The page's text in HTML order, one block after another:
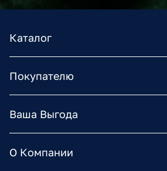
Каталог
Покупателю
Ваша Выгода
О Компании